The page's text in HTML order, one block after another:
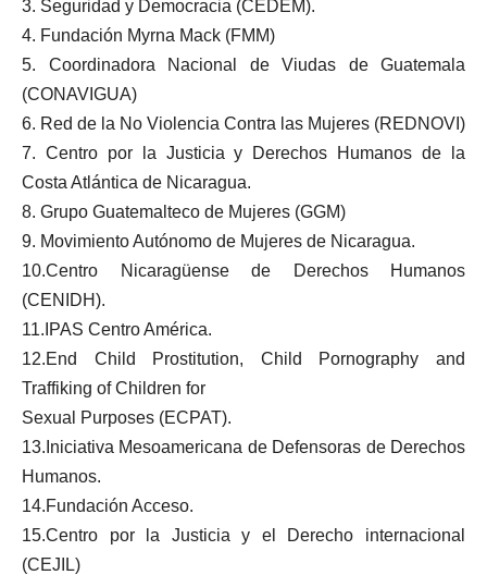
3. Seguridad y Democracia (CEDEM).
4. Fundación Myrna Mack (FMM)
5. Coordinadora Nacional de Viudas de Guatemala
(CONAVIGUA)
6. Red de la No Violencia Contra las Mujeres (REDNOVI)
7. Centro por la Justicia y Derechos Humanos de la
Costa Atlántica de Nicaragua.
8. Grupo Guatemalteco de Mujeres (GGM)
9. Movimiento Autónomo de Mujeres de Nicaragua.
10.Centro Nicaragüense de Derechos Humanos
(CENIDH).
11.IPAS Centro América.
12.End Child Prostitution, Child Pornography and
Traffiking of Children for
Sexual Purposes (ECPAT).
13.Iniciativa Mesoamericana de Defensoras de Derechos
Humanos.
14.Fundación Acceso.
15.Centro por la Justicia y el Derecho internacional
(CEJIL)